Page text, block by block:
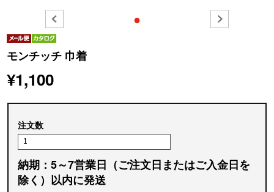
●
モンチッチ 巾着
¥1,100
注文数
納期：5～7営業日（ご注文日またはご入金日を
除く）以内に発送